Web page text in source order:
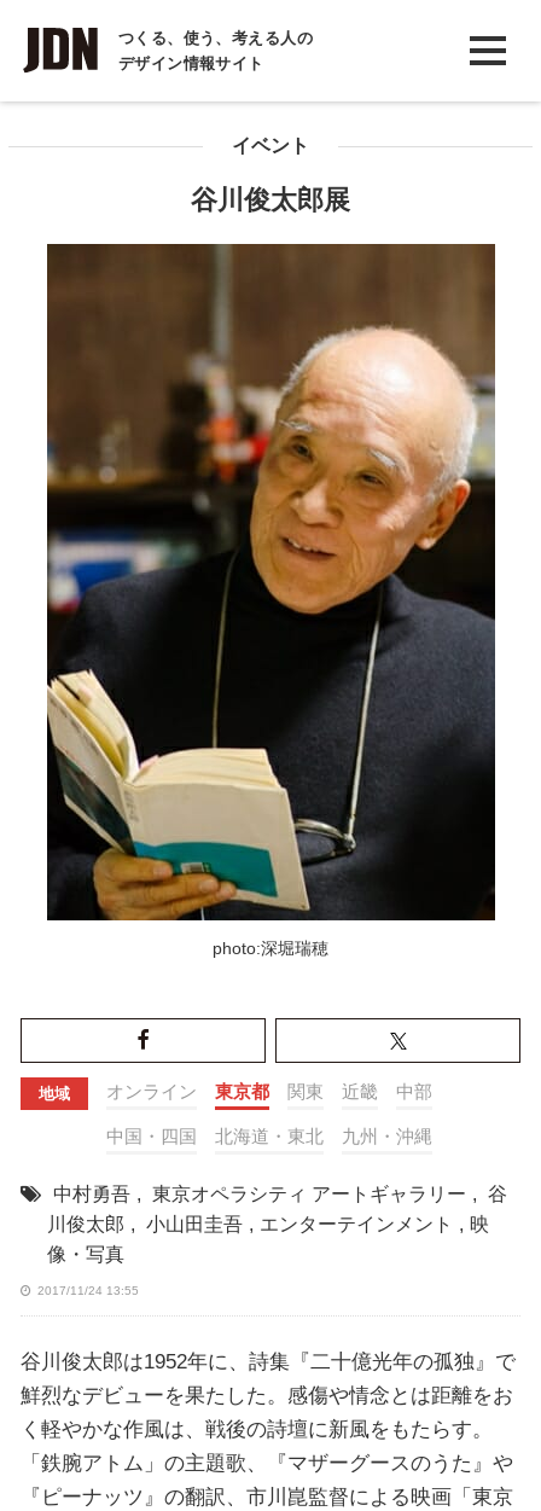
つくる、使う、考える人の
デザイン情報サイト
INTERVIEW
インタビュー
イベント
谷川俊太郎展
photo:深堀瑞穂
地域 オンライン 東京都 関東 近畿 中部
中国・四国 北海道・東北 九州・沖縄
中村勇吾 , 東京オペラシティ アートギャラリー , 谷
川俊太郎 , 小山田圭吾 , エンターテインメント , 映
像・写真
2017/11/24 13:55
谷川俊太郎は1952年に、詩集『二十億光年の孤独』で
鮮烈なデビューを果たした。感傷や情念とは距離をお
く軽やかな作風は、戦後の詩壇に新風をもたらす。
「鉄腕アトム」の主題歌、『マザーグースのうた』や
『ピーナッツ』の翻訳、市川崑監督による映画「東京